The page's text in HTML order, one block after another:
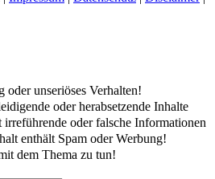
oder unseriöses Verhalten!
oder herabsetzende Inhalte
irreführende oder falsche Informationen
enthält Spam oder Werbung!
dem Thema zu tun!